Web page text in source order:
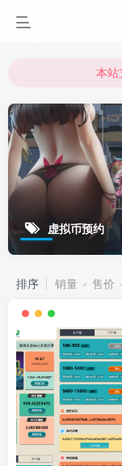
本
本站
虚拟币预约
排序 销量 售价